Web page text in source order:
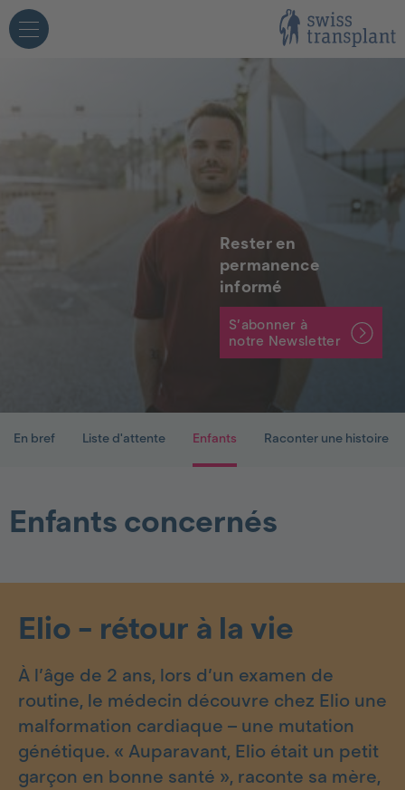
Personnel hospitalier Médias
Rester en
permanence
informé
S’abonner à
notre Newsletter
En bref Liste d'attente Enfants Raconter une histoire
Enfants concernés
Elio - rétour à la vie
À l’âge de 2 ans, lors d’un examen de
routine, le médecin découvre chez Elio une
malformation cardiaque – une mutation
génétique. « Auparavant, Elio était un petit
garçon en bonne santé », raconte sa mère,